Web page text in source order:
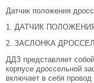
Датчик положения
1. ДАТЧИК
2. ЗАСЛОНКА
ДДЗ представляет
корпусе дроссельной
включает в себя